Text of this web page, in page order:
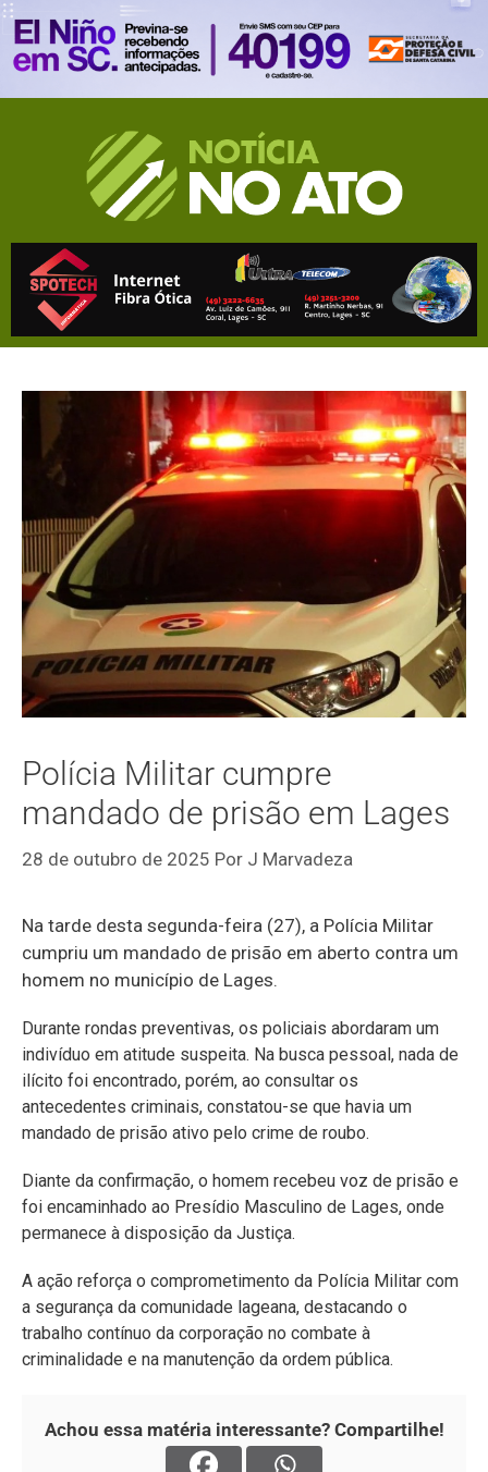
Polícia Militar cumpre
mandado de prisão em Lages
28 de outubro de 2025 Por J Marvadeza
Na tarde desta segunda-feira (27), a Polícia Militar
cumpriu um mandado de prisão em aberto contra um
homem no município de Lages.
Durante rondas preventivas, os policiais abordaram um
indivíduo em atitude suspeita. Na busca pessoal, nada de
ilícito foi encontrado, porém, ao consultar os
antecedentes criminais, constatou-se que havia um
mandado de prisão ativo pelo crime de roubo.
Diante da confirmação, o homem recebeu voz de prisão e
foi encaminhado ao Presídio Masculino de Lages, onde
permanece à disposição da Justiça.
A ação reforça o comprometimento da Polícia Militar com
a segurança da comunidade lageana, destacando o
trabalho contínuo da corporação no combate à
criminalidade e na manutenção da ordem pública.
Achou essa matéria interessante? Compartilhe!